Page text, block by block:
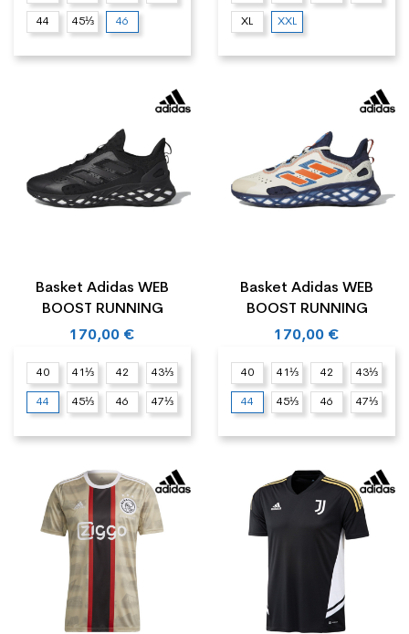
44 45⅓ 46 XL XXL
Basket Adidas WEB
BOOST RUNNING
170,00 €
40 41⅓ 42 43⅓
44 45⅓ 46 47⅓
Basket Adidas WEB
BOOST RUNNING
170,00 €
40 41⅓ 42 43⅓
44 45⅓ 46 47⅓